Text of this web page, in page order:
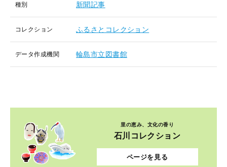
種別 新聞記事
コレクション ふるさとコレクション
データ作成機関 輪島市立図書館
里の恵み、文化の香り
石川コレクション
ページを見る